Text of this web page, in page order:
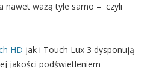
nawet ważą tyle samo – czyli
HD jak i Touch Lux 3 dysponują
jakości podświetleniem